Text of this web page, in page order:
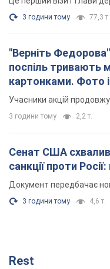
3 години тому 77,3 т.
"Верніть
поспіль тривають
картонками. Фото і
Учасники акцій
3 години тому 2,2 т.
Сенат США
санкції проти
Документ передбачає
3 години тому 4,6 т.
Rest